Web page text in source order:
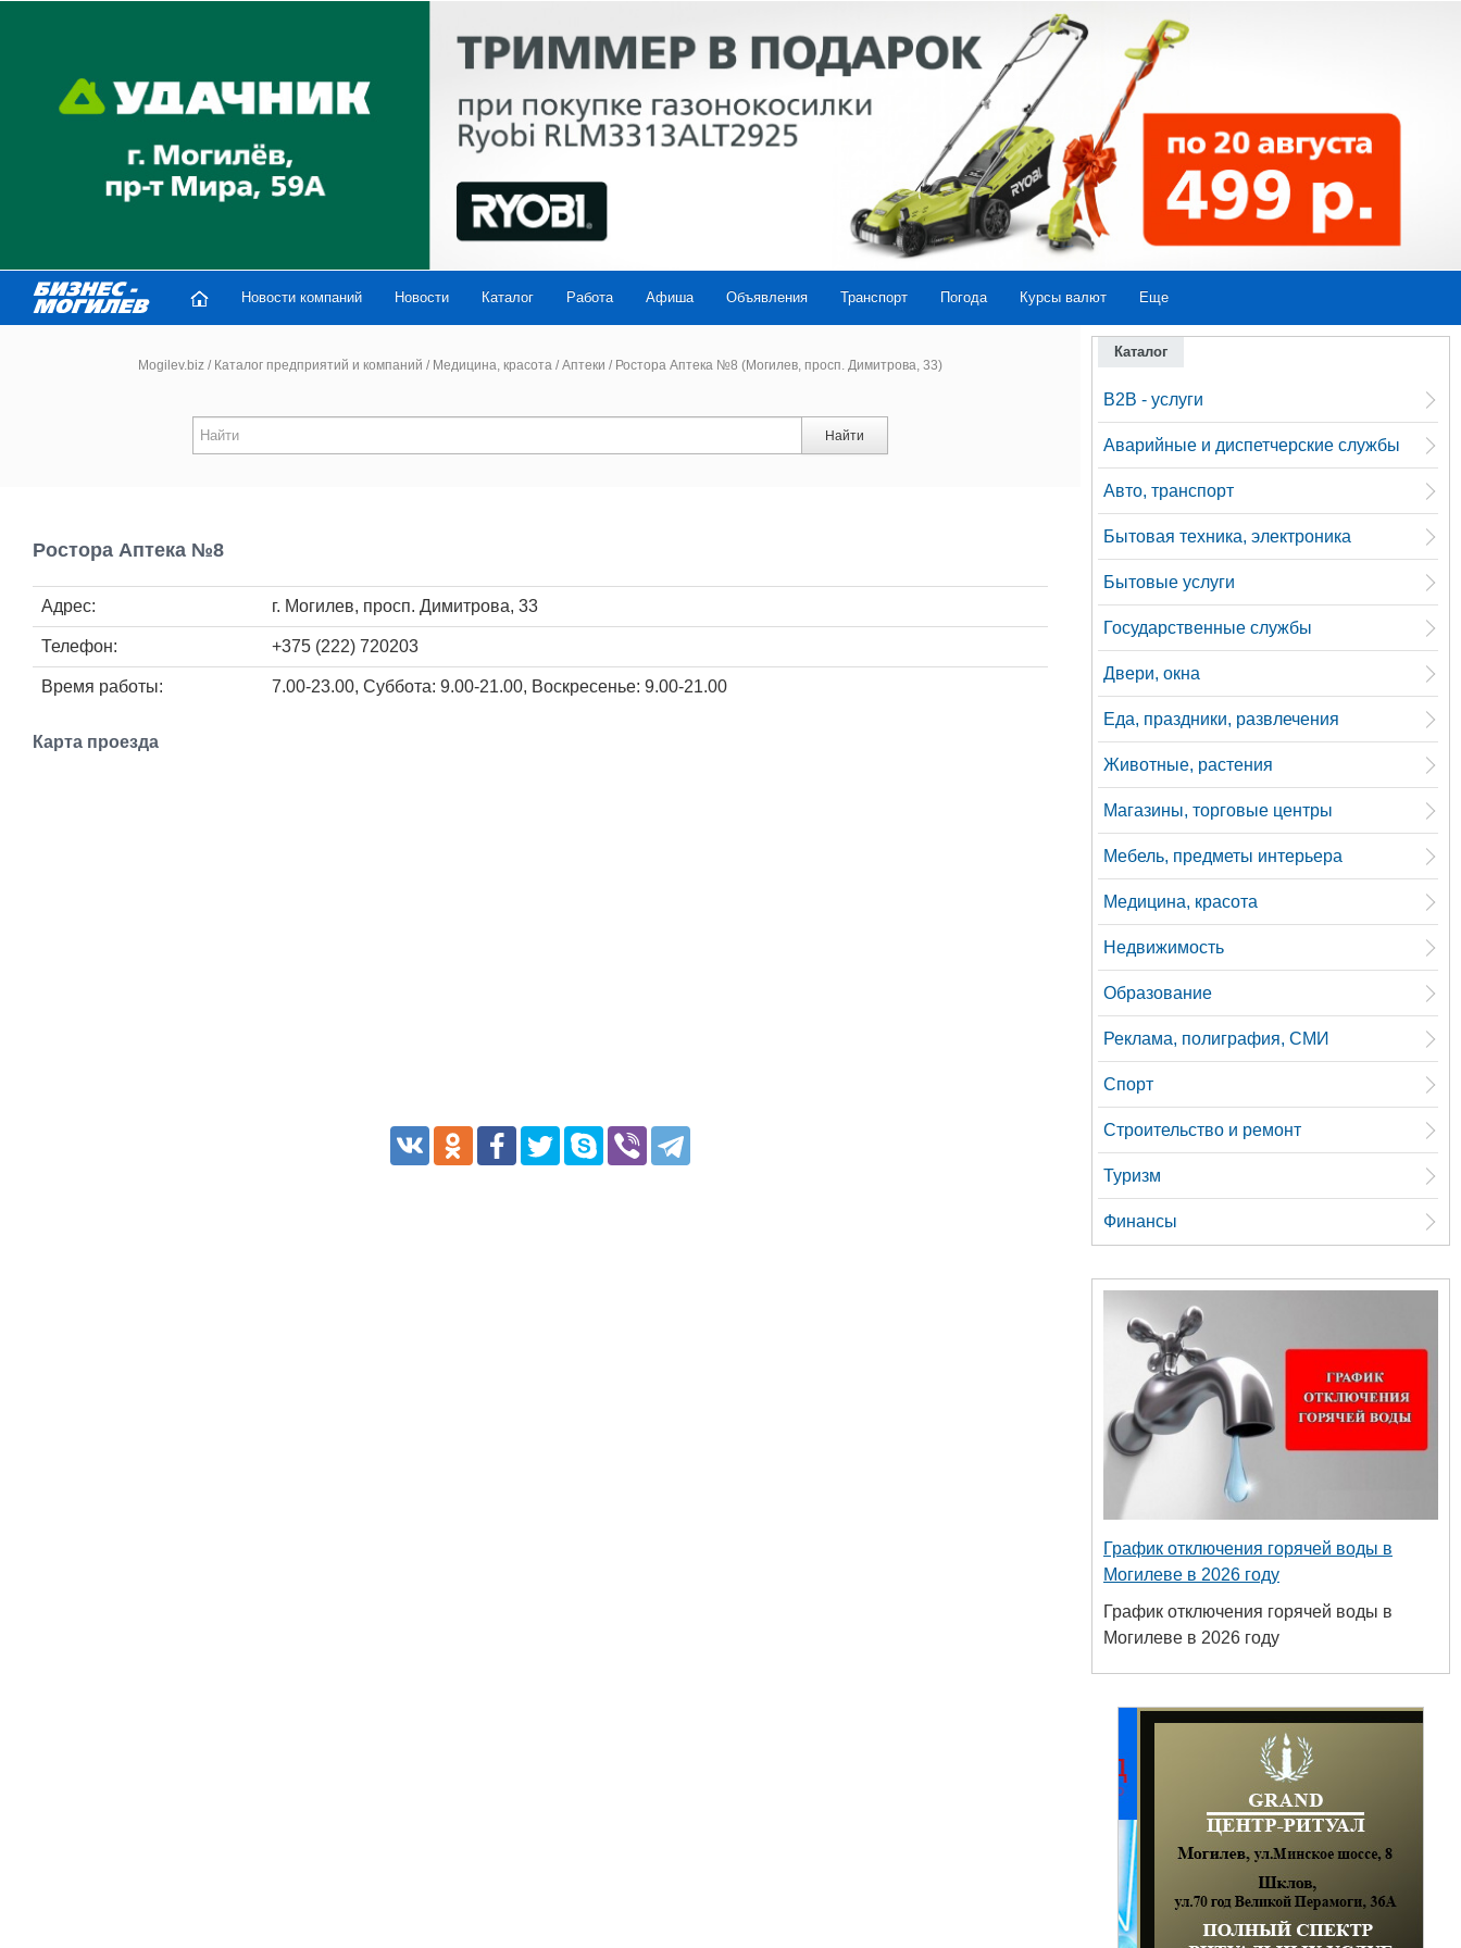
Новости компаний Новости Каталог Работа Афиша Объявления Транспорт Погода Курсы валют Еще
Mogilev.biz / Каталог предприятий и компаний / Медицина, красота / Аптеки /Ростора Аптека №8 (Могилев, просп. Димитрова, 33)
Найти
Ростора Аптека №8
Адрес: г. Могилев, просп. Димитрова, 33
Телефон: +375 (222) 720203
Время работы: 7.00-23.00, Суббота: 9.00-21.00, Воскресенье: 9.00-21.00
Карта проезда
Каталог
B2B - услуги
Аварийные и диспетчерские службы
Авто, транспорт
Бытовая техника, электроника
Бытовые услуги
Государственные службы
Двери, окна
Еда, праздники, развлечения
Животные, растения
Магазины, торговые центры
Мебель, предметы интерьера
Медицина, красота
Недвижимость
Образование
Реклама, полиграфия, СМИ
Спорт
Строительство и ремонт
Туризм
Финансы
График отключения горячей воды в
Могилеве в 2026 году
График отключения горячей воды в
Могилеве в 2026 году